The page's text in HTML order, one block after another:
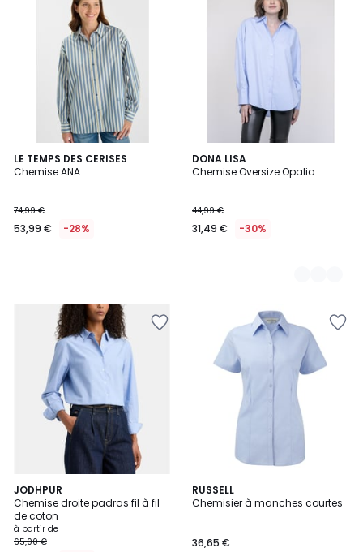
LE TEMPS DES CERISES
Chemise ANA
74,99 €
53,99 € -28%
DONA LISA
Chemise Oversize Opalia
44,99 €
31,49 € -30%
2
Couleurs
JODHPUR
Chemise droite padras fil à fil
de coton
à partir de
65,00 €
2
Couleurs
RUSSELL
Chemisier à manches courtes
36,65 €
4
/
2
Couleurs